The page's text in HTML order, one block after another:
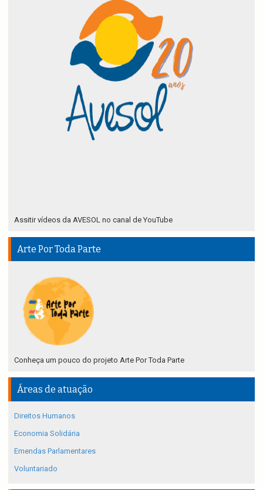
Assitir vídeos da AVESOL no canal de YouTube
Arte Por Toda Parte
Conheça um pouco do projeto Arte Por Toda Parte
Áreas de atuação
Direitos Humanos
Economia Solidária
Emendas Parlamentares
Voluntariado